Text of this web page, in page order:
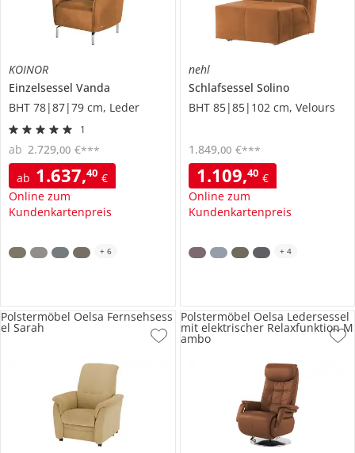
KOINOR
Einzelsessel Vanda
BHT 78|87|79 cm, Leder
1
ab 1.637,40 €
Online zum
Kundenkartenpreis
ab 2.729,00 €***
+ 6
nehl
Schlafsessel Solino
BHT 85|85|102 cm, Velours
1.109,40 €
Online zum
Kundenkartenpreis
1.849,00 €***
+ 4
Polstermöbel Oelsa Fernsehsess
el Sarah
Polstermöbel Oelsa Ledersessel
mit elektrischer Relaxfunktion M
ambo